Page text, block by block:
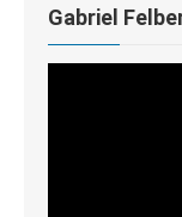
Gabriel